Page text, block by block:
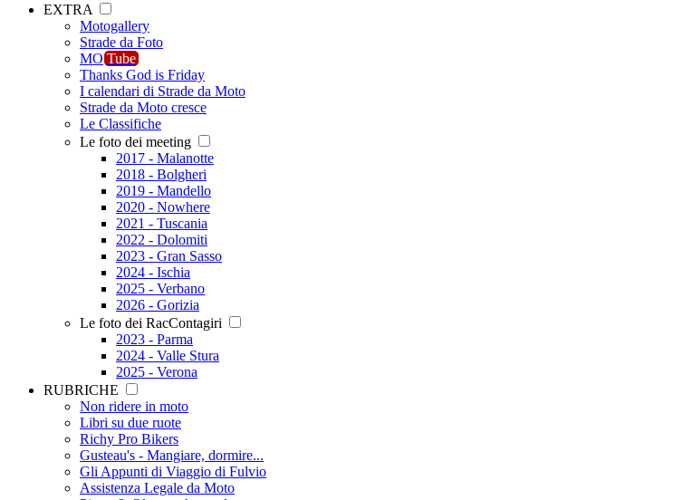
EXTRA
Motogallery
Strade da Foto
MO Tube
Thanks God is Friday
I calendari di Strade da Moto
Strade da Moto cresce
Le Classifiche
Le foto dei meeting
2017 - Malanotte
2018 - Bolgheri
2019 - Mandello
2020 - Nowhere
2021 - Tuscania
2022 - Dolomiti
2023 - Gran Sasso
2024 - Ischia
2025 - Verbano
2026 - Gorizia
Le foto dei RacContagiri
2023 - Parma
2024 - Valle Stura
2025 - Verona
RUBRICHE
Non ridere in moto
Libri su due ruote
Richy Pro Bikers
Gusteau's - Mangiare, dormire...
Gli Appunti di Viaggio di Fulvio
Assistenza Legale da Moto